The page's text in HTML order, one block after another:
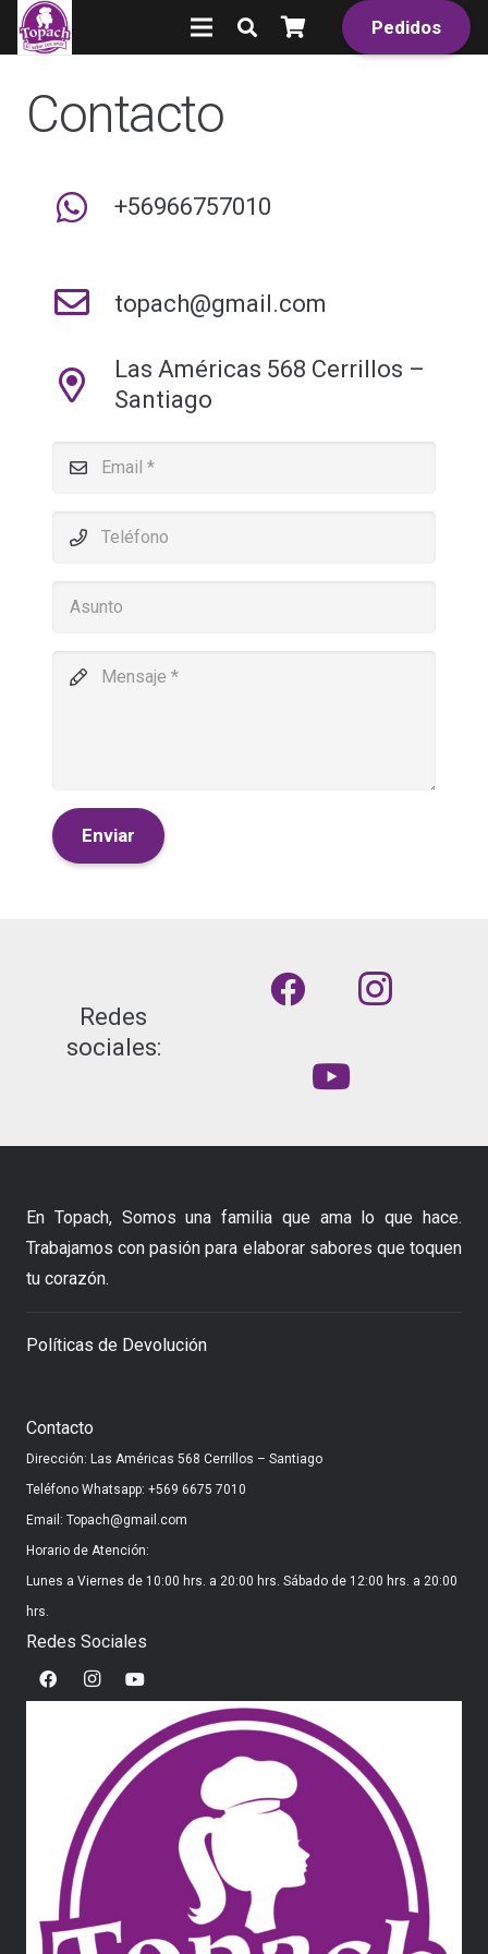
Pedidos
Contacto
+56966757010
topach@gmail.com
Las Américas 568 Cerrillos –
Santiago
Enviar
Redes
sociales:
En Topach, Somos una familia que ama lo que hace.
Trabajamos con pasión para elaborar sabores que toquen
tu corazón.
Políticas de Devolución
Contacto
Dirección: Las Américas 568 Cerrillos – Santiago
Teléfono Whatsapp: +569 6675 7010
Email: Topach@gmail.com
Horario de Atención:
Lunes a Viernes de 10:00 hrs. a 20:00 hrs. Sábado de 12:00 hrs. a 20:00
hrs.
Redes Sociales